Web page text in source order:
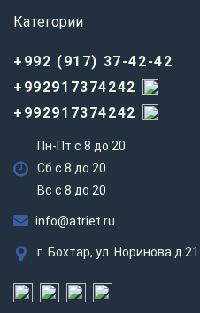
Категории
+992 (917) 37-42-42
+992917374242
+992917374242
Пн-Пт с 8 до 20
Сб с 8 до 20
Вс c 8 до 20
info@atriet.ru
г. Бохтар, ул. Норинова д 21